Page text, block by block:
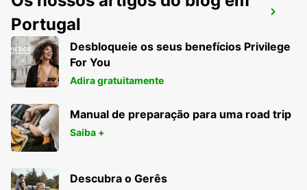
PORTO CERVO (SARDENHA)
ARZACHENA - ITALY
Portugal
Desbloqueie os seus benefícios Privilege
For You
Adira gratuitamente
Manual de preparação para uma road trip
Saiba +
Descubra o Gerês